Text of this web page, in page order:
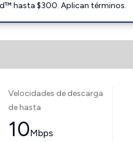
hasta $300. Aplican términos.
Velocidades de descarga
de hasta
10Mbps